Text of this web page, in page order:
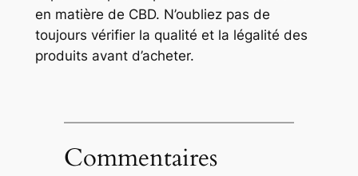
en matière de CBD. N’oubliez pas de
toujours vérifier la qualité et la légalité des
produits avant d’acheter.
Commentaires